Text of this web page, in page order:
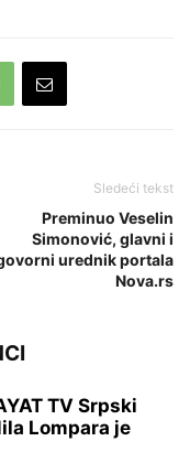
Sledeći tekst
Preminuo Veselin
Simonović, glavni i
urednik portala
Nova.rs
TV Srpski
Lompara je